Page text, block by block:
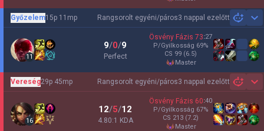
Rangsorolt egyéni/páros3 nappal ezelőtt
Győzelem15p 11mp
11
9/0/9
Perfect
Ösvény Fázis 73:27
P/Gyilkosság 69%
CS 99 (6.5)
master
Rangsorolt egyéni/páros3 nappal ezelőtt
Vereség29p 45mp
16
12/5/12
4.80:1 KDA
Ösvény Fázis 60:40
P/Gyilkosság 67%
CS 213 (7.2)
master